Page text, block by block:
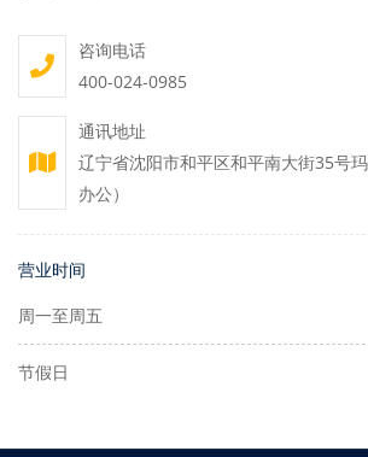
咨询电话
400-024-0985
通讯地址
辽宁省沈阳市和平区和平南大街35号
办公）
营业时间
周一至周五
节假日